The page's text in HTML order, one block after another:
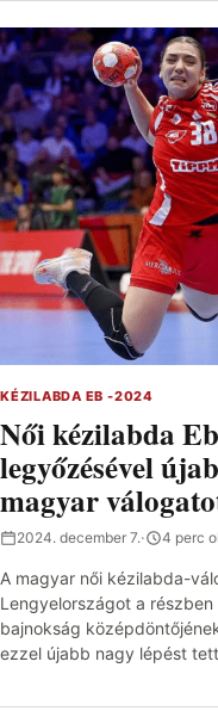
KÉZILABDA EB -2024
Női kézilabda
legyőzésével
magyar
2024. december 7.· 4 perc
A magyar női kézilabda-
Lengyelországot a
bajnokság
ezzel újabb nagy lépést